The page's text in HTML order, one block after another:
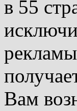
в 55
Вам